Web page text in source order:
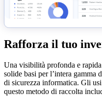
Rafforza il tuo
Una visibilità profonda e
solide basi per l’intera gamma
di sicurezza informatica. Gli
questo metodo di raccolta